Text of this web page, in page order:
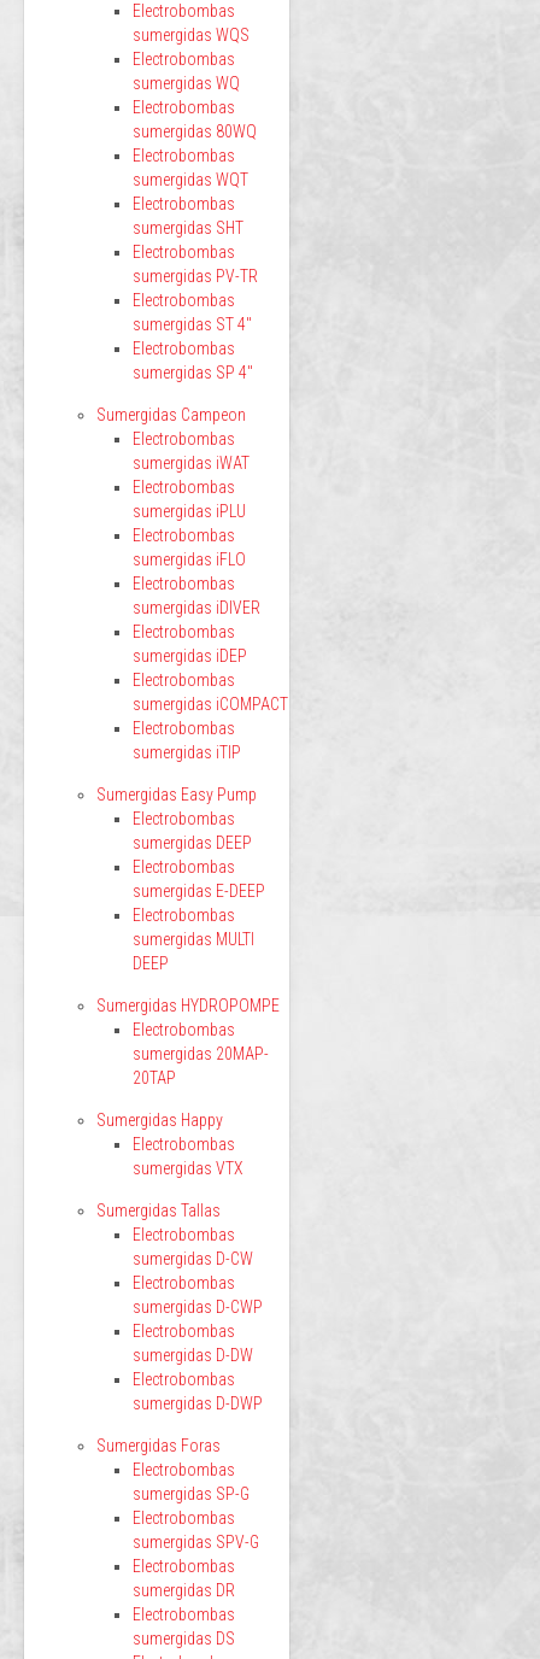
Electrobombas
sumergidas WQS
Electrobombas
sumergidas WQ
Electrobombas
sumergidas 80WQ
Electrobombas
sumergidas WQT
Electrobombas
sumergidas SHT
Electrobombas
sumergidas PV-TR
Electrobombas
sumergidas ST 4"
Electrobombas
sumergidas SP 4"
Sumergidas Campeon
Electrobombas
sumergidas iWAT
Electrobombas
sumergidas iPLU
Electrobombas
sumergidas iFLO
Electrobombas
sumergidas iDIVER
Electrobombas
sumergidas iDEP
Electrobombas
sumergidas iCOMPACT
Electrobombas
sumergidas iTIP
Sumergidas Easy Pump
Electrobombas
sumergidas DEEP
Electrobombas
sumergidas E-DEEP
Electrobombas
sumergidas MULTI
DEEP
Sumergidas HYDROPOMPE
Electrobombas
sumergidas 20MAP-
20TAP
Sumergidas Happy
Electrobombas
sumergidas VTX
Sumergidas Tallas
Electrobombas
sumergidas D-CW
Electrobombas
sumergidas D-CWP
Electrobombas
sumergidas D-DW
Electrobombas
sumergidas D-DWP
Sumergidas Foras
Electrobombas
sumergidas SP-G
Electrobombas
sumergidas SPV-G
Electrobombas
sumergidas DR
Electrobombas
sumergidas DS